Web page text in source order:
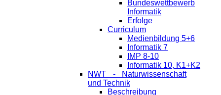
Bundeswettbewerb
Informatik
Erfolge
Curriculum
Medienbildung 5+6
Informatik 7
IMP 8-10
Informatik 10, K1+K2
NWT - Naturwissenschaft
und Technik
Beschreibung